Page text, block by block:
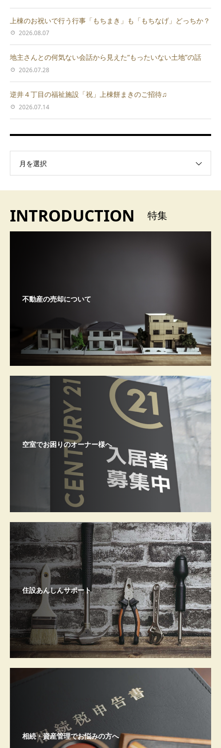
上棟のお祝いで行う行事「もちまき」も「もちなげ」どっちか？
2026.08.07
地主さんとの何気ない会話から見えた“もったいない土地”の話
2026.07.28
逆井４丁目の福祉施設「祝」上棟餅まきのご招待♫
2026.07.14
月を選択
INTRODUCTION 特集
不動産の売却について
空室でお困りのオーナー様へ
住設あんしんサポート
相続・資産管理でお悩みの方へ